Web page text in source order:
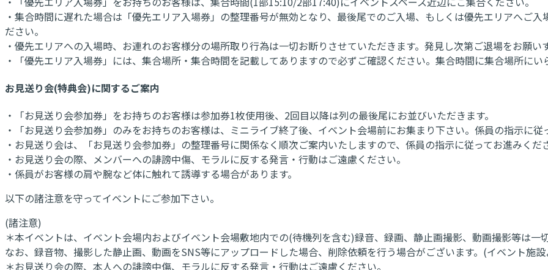
・集合時間に遅れた場合は「優先エリア入場券」の整理番号が無効となり、最後尾でのご入場、もしくは優先エリアへご
ださい。
・優先エリアへの入場時、お連れのお客様分の場所取り行為は一切お断りさせていただきます。発見し次第ご退場をお願
・「優先エリア入場券」には、集合場所・集合時間を記載してありますので必ずご確認ください。集合時間に集合場所に
お見送り会(特典会)に関するご案内
・「お見送り会参加券」をお持ちのお客様は参加券1枚使用後、2回目以降は列の最後尾にお並びいただきます。
・「お見送り会参加券」のみをお持ちのお客様は、ミニライブ終了後、イベント会場前にお集まり下さい。係員の指示に従
・お見送り会は、「お見送り会参加券」の整理番号に関係なく順次ご案内いたしますので、係員の指示に従ってお進みくだ
・お見送り会の際、メンバーへの誹謗中傷、モラルに反する発言・行動はご遠慮ください。
・係員がお客様の肩や腕など体に触れて誘導する場合があります。
以下の諸注意を守ってイベントにご参加下さい。
(諸注意)
＊本イベントは、イベント会場内およびイベント会場敷地内での(待機列を含む)録音、録画、静止画撮影、動画撮影等は一
なお、録音物、撮影した静止画、動画をSNS等にアップロードした場合、削除依頼を行う場合がございます。(イベント施
＊お見送り会の際、本人への誹謗中傷、モラルに反する発言・行動はご遠慮ください。